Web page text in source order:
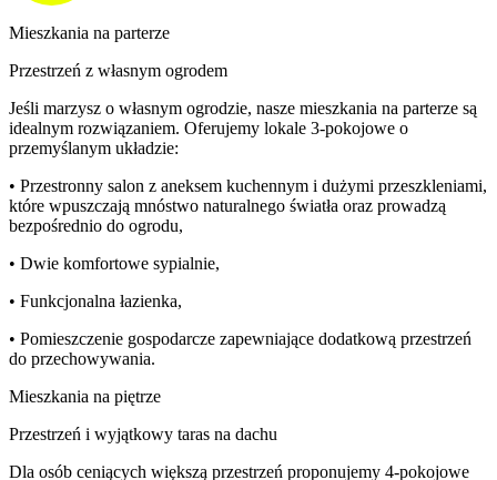
Mieszkania na parterze
Przestrzeń z własnym ogrodem
Jeśli marzysz o własnym ogrodzie, nasze mieszkania na parterze są
idealnym rozwiązaniem. Oferujemy lokale 3-pokojowe o
przemyślanym układzie:
• Przestronny salon z aneksem kuchennym i dużymi przeszkleniami,
które wpuszczają mnóstwo naturalnego światła oraz prowadzą
bezpośrednio do ogrodu,
• Dwie komfortowe sypialnie,
• Funkcjonalna łazienka,
• Pomieszczenie gospodarcze zapewniające dodatkową przestrzeń
do przechowywania.
Mieszkania na piętrze
Przestrzeń i wyjątkowy taras na dachu
Dla osób ceniących większą przestrzeń proponujemy 4-pokojowe